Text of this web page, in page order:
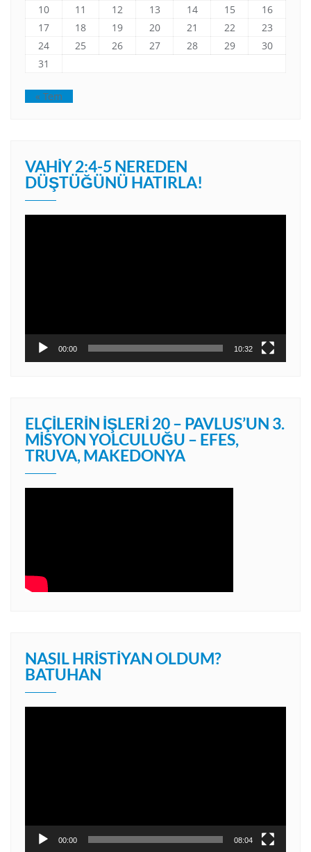
10 11 12 13 14 15
16
17
18 19 20 21 22
23
24
25 26 27 28 29
30
31
« Tem
VAHIY 2:4-5 NEREDEN
DÜŞTÜĞÜNÜ HATIRLA!
00:00 10:32
ELÇILERIN İŞLERI 20 – PAVLUS’UN 3.
MISYON YOLCULUĞU – EFES,
TRUVA, MAKEDONYA
NASIL HRISTIYAN OLDUM?
BATUHAN
00:00 08:04